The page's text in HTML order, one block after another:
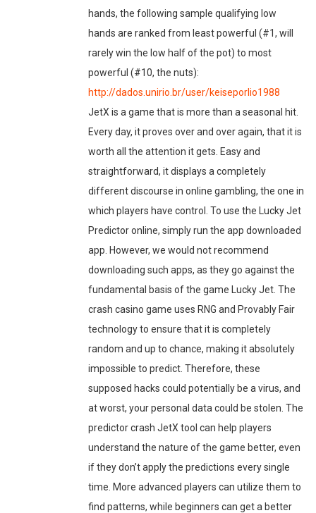
hands, the following sample qualifying low
hands are ranked from least powerful (#1, will
rarely win the low half of the pot) to most
powerful (#10, the nuts):
http://dados.unirio.br/user/keiseporlio1988
JetX is a game that is more than a seasonal hit.
Every day, it proves over and over again, that it is
worth all the attention it gets. Easy and
straightforward, it displays a completely
different discourse in online gambling, the one in
which players have control. To use the Lucky Jet
Predictor online, simply run the app downloaded
app. However, we would not recommend
downloading such apps, as they go against the
fundamental basis of the game Lucky Jet. The
crash casino game uses RNG and Provably Fair
technology to ensure that it is completely
random and up to chance, making it absolutely
impossible to predict. Therefore, these
supposed hacks could potentially be a virus, and
at worst, your personal data could be stolen. The
predictor crash JetX tool can help players
understand the nature of the game better, even
if they don’t apply the predictions every single
time. More advanced players can utilize them to
find patterns, while beginners can get a better